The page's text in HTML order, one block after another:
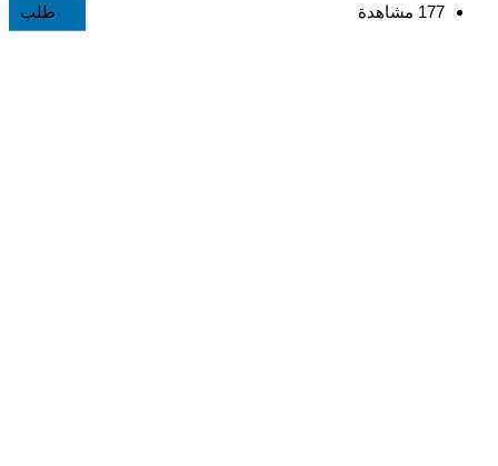
طلب
177 مشاهدة